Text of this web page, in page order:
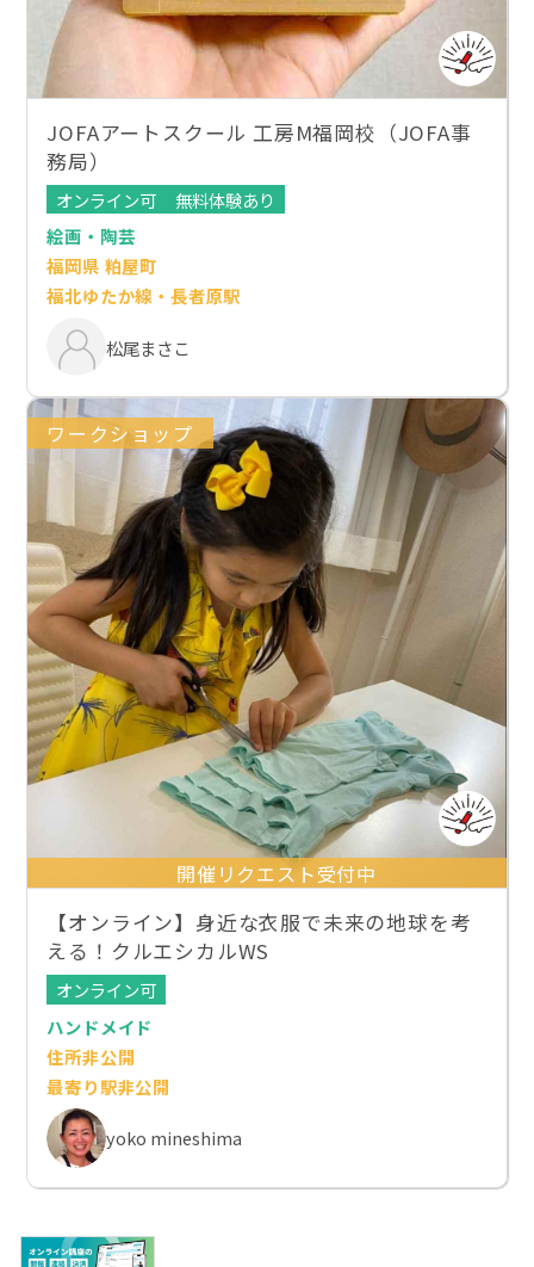
JOFAアートスクール 工房M福岡校（JOFA事
務局）
オンライン可
無料体験あり
絵画・陶芸
福岡県 粕屋町
福北ゆたか線・長者原駅
松尾まさこ
ワークショップ
開催リクエスト受付中
【オンライン】身近な衣服で未来の地球を考
える！クルエシカルWS
オンライン可
ハンドメイド
住所非公開
最寄り駅非公開
yoko mineshima